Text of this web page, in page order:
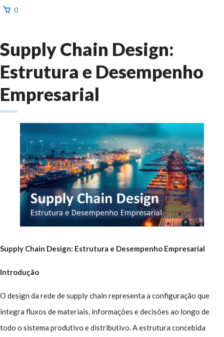
0
Supply Chain Design:
Estrutura e Desempenho
Empresarial
Supply Chain Design: Estrutura e Desempenho Empresarial
Introdução
O design da rede de supply chain representa a configuração que
integra fluxos de materiais, informações e decisões ao longo de
todo o sistema produtivo e distributivo. A estrutura concebida